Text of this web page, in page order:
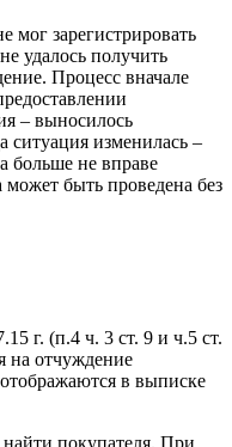
мог зарегистрировать
удалось получить
Процесс вначале
– выносилось
ситуация изменилась –
больше не вправе
может быть проведена без
г. (п.4 ч. 3 ст. 9 и ч.5 ст.
на отчуждение
в выписке
покупателя. При